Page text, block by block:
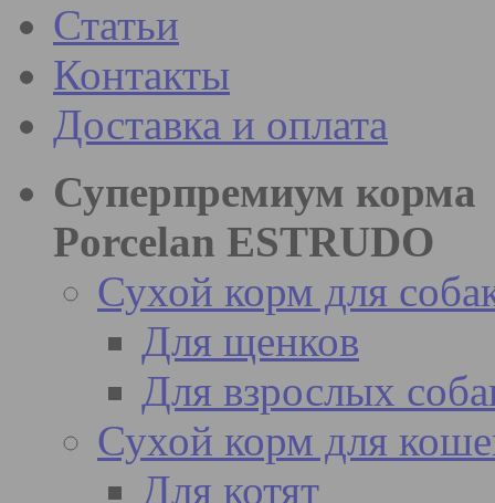
Статьи
Контакты
Доставка и оплата
Суперпремиум корма
Porcelan ESTRUDO
Сухой корм для
Для щенков
Для взрослых
Сухой корм для
Для котят